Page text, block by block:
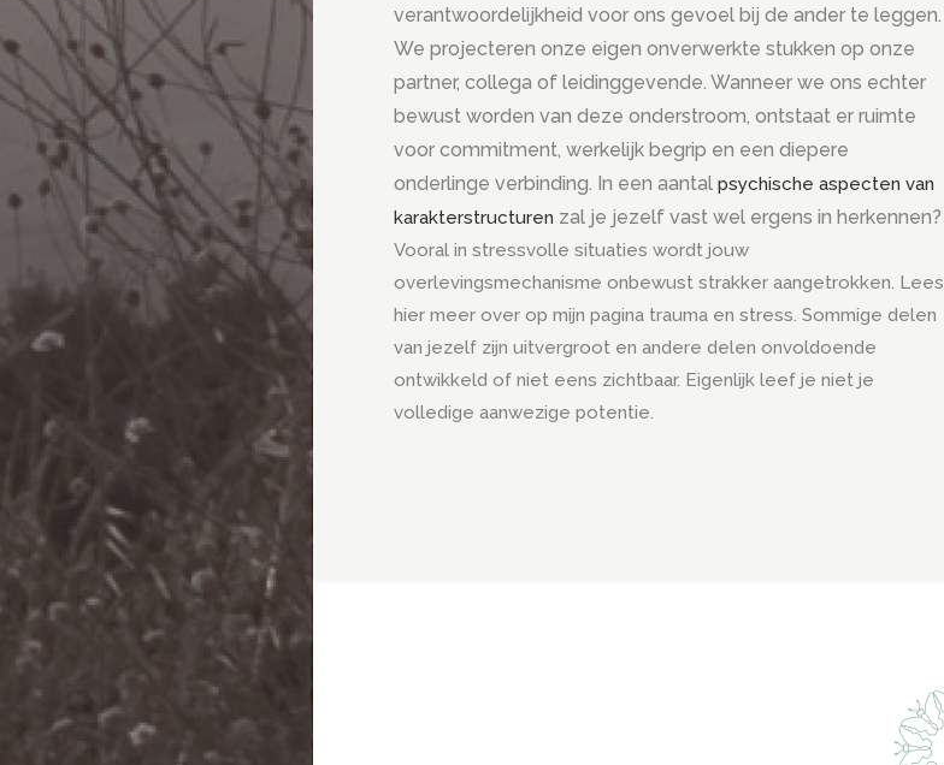
verantwoordelijkheid voor ons gevoel bij de ander te leggen.
We projecteren onze eigen onverwerkte stukken op onze
partner, collega of leidinggevende. Wanneer we ons echter
bewust worden van deze onderstroom, ontstaat er ruimte
voor commitment, werkelijk begrip en een diepere
onderlinge verbinding. In een aantal psychische aspecten van
karakterstructuren zal je jezelf vast wel ergens in herkennen?
Vooral in stressvolle situaties wordt jouw
overlevingsmechanisme onbewust strakker aangetrokken. Lees
hier meer over op mijn pagina trauma en stress. Sommige delen
van jezelf zijn uitvergroot en andere delen onvoldoende
ontwikkeld of niet eens zichtbaar. Eigenlijk leef je niet je
volledige aanwezige potentie.